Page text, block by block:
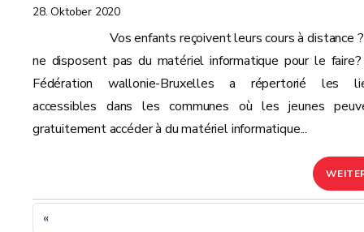
28. Oktober 2020
Vos enfants reçoivent leurs cours à distance ?
ne disposent pas du matériel informatique pour le
Fédération wallonie-Bruxelles a répertorié les
accessibles dans les communes où les jeunes
gratuitement accéder à du matériel informatique...
«